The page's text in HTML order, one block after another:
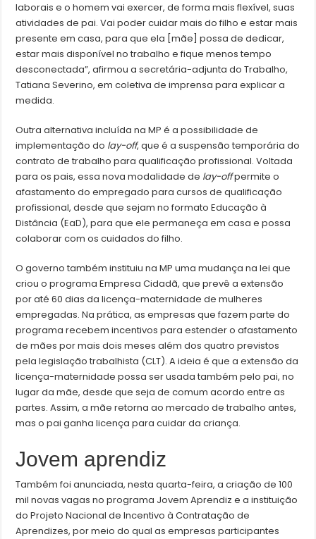
laborais e o homem vai exercer, de forma mais flexível, suas
atividades de pai. Vai poder cuidar mais do filho e estar mais
presente em casa, para que ela [mãe] possa de dedicar,
estar mais disponível no trabalho e fique menos tempo
desconectada”, afirmou a secretária-adjunta do Trabalho,
Tatiana Severino, em coletiva de imprensa para explicar a
medida.
Outra alternativa incluída na MP é a possibilidade de
implementação do lay-off, que é a suspensão temporária do
contrato de trabalho para qualificação profissional. Voltada
para os pais, essa nova modalidade de lay-offpermite o
afastamento do empregado para cursos de qualificação
profissional, desde que sejam no formato Educação à
Distância (EaD), para que ele permaneça em casa e possa
colaborar com os cuidados do filho.
O governo também instituiu na MP uma mudança na lei que
criou o programa Empresa Cidadã, que prevê a extensão
por até 60 dias da licença-maternidade de mulheres
empregadas. Na prática, as empresas que fazem parte do
programa recebem incentivos para estender o afastamento
de mães por mais dois meses além dos quatro previstos
pela legislação trabalhista (CLT). A ideia é que a extensão da
licença-maternidade possa ser usada também pelo pai, no
lugar da mãe, desde que seja de comum acordo entre as
partes. Assim, a mãe retorna ao mercado de trabalho antes,
mas o pai ganha licença para cuidar da criança.
Jovem aprendiz
Também foi anunciada, nesta quarta-feira, a criação de 100
mil novas vagas no programa Jovem Aprendiz e a instituição
do Projeto Nacional de Incentivo à Contratação de
Aprendizes, por meio do qual as empresas participantes